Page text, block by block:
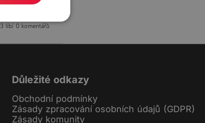
3 líbí 0 komentářů
Důležité odkazy
Obchodní podmínky
Zásady zpracování osobních údajů (GDPR)
Zásady komunity